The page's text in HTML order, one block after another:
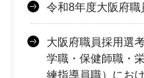
令和8年度大阪府職
大阪府職員採用選
学職・保健師職・
練指導員職）にお